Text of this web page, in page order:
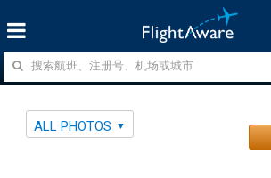
ALL PHOTOS